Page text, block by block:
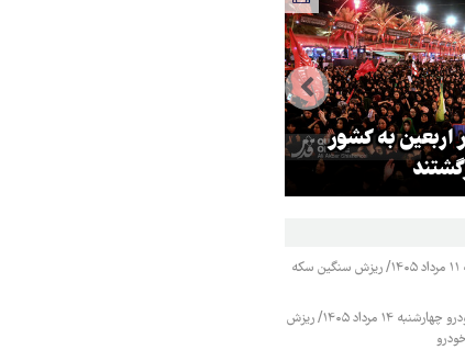
اربعین به کشور
قیمت طلا و سکه یکشنبه ۱۱ مرداد ۱۴۰۵/ ریزش سنگین سکه
قیمت محصولات ایران خودرو چهارشنبه ۱۴ مرداد ۱۴۰۵/ ریزش